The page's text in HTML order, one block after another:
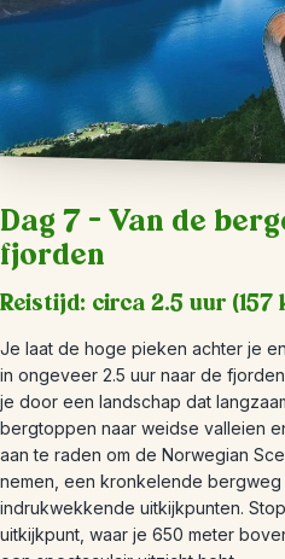
Dag 7 – Van de
fjorden
Reistijd: circa 2.5 uur (157
Je laat de hoge pieken achter je
in ongeveer 2.5 uur naar de
je door een landschap dat
bergtoppen naar weidse valleien
aan te raden om de Norwegian
nemen, een kronkelende bergweg
indrukwekkende uitkijkpunten.
uitkijkpunt, waar je 650 meter